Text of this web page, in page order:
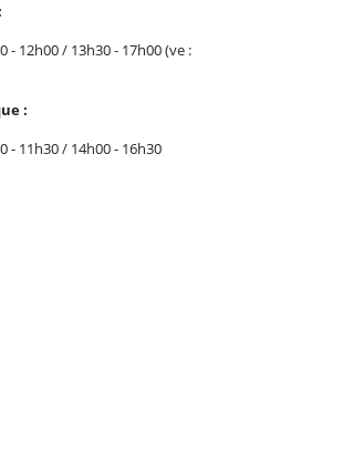
12h00 / 13h30 - 17h00 (ve :
:
- 11h30 / 14h00 - 16h30